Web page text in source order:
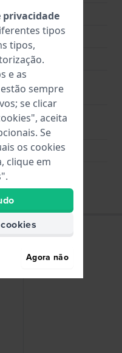
mm
de pressão
privacidade
tipos
tipos,
e as
sempre
se clicar
aceita
Se
os cookies
clique em
Agora não